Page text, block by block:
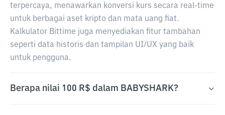
terpercaya, menawarkan konversi kurs secara real-time
untuk berbagai aset kripto dan mata uang fiat.
Kalkulator Bittime juga menyediakan fitur tambahan
seperti data historis dan tampilan UI/UX yang baik
untuk pengguna.
Berapa nilai 100 R$ dalam BABYSHARK?